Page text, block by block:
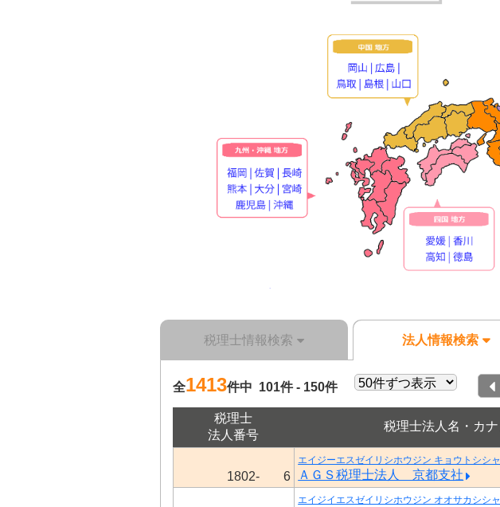
税理士情報検索 法人情報検索
全1413件中 101件 - 150件
税理士
法人番号
税理士法人名・カナ
1802- 6
エイジーエスゼイリシホウジン キョウトシシャ
ＡＧＳ税理士法人 京都支社
エイジイエスゼイリシホウジン オオサカシシャ